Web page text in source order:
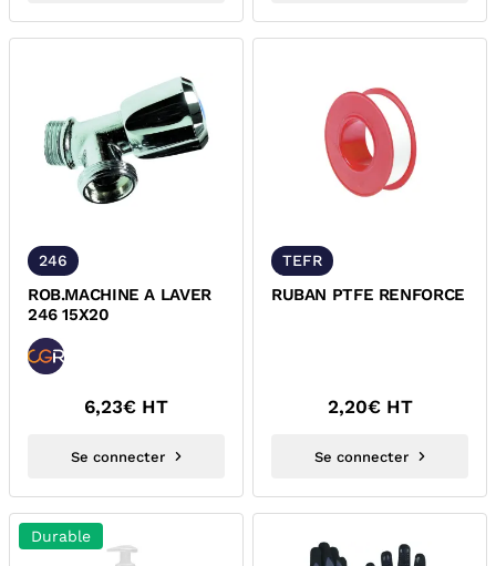
246
ROB.MACHINE A LAVER
246 15X20
6,23€ HT
Se connecter
TEFR
RUBAN PTFE RENFORCE
2,20€ HT
Se connecter
Durable